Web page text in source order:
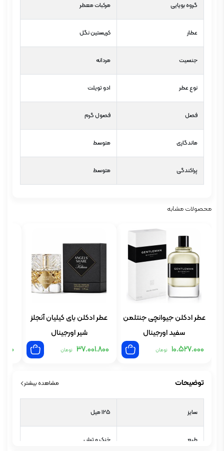
گروه بویایی مرکبات معطر
عطار کریستین نگل
جنسیت مردانه
نوع عطر ادو تویلت
فصل فصول گرم
ماندگاری متوسط
پراکندگی متوسط
محصولات مشابه
عطر ادکلن جیوانچی جنتلمن
سفید اورجینال
10.527.000 تومان
عطر ادکلن بای کیلیان آنجلز
شیر اورجینال
37.001.800 تومان
توضیحات مشاهده بیشتر
سایز 125 میل
طبع خنک و ترش